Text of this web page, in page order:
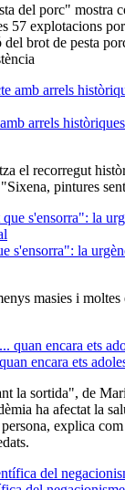
del porc" mostra
57 explotacions
brot de pesta
arrels
el recorregut
pintures
s'ensorra": la
masies i
encara ets
la sortida", de
ha afectat la
explica